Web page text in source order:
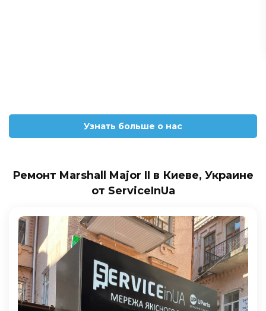
Узнать больше о нас
Ремонт Marshall Major II в Киеве, Украине
от ServiceInUa